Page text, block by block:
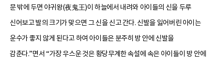
문 밖에 두면 야귀왕(夜鬼王)이 하늘에서 내려와 아이들의 신을 두루
신어보고 발의 크기가 맞으면 그 신을 신고 간다. 신발을 잃어버린 아이는
운수가 좋지 않게 된다고 하여 아이들은 분주히 방 안에 신발을
감춘다.”면서 “가장 우스운 것은 황당무계한 속설에 속은 아이들이 방 안에